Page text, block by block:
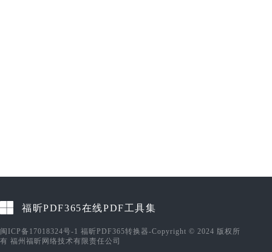
福昕PDF365在线PDF工具集
闽ICP备17018324号-1 福昕PDF365转换器-Copyright © 2024 版权所
有 福州福昕网络技术有限责任公司